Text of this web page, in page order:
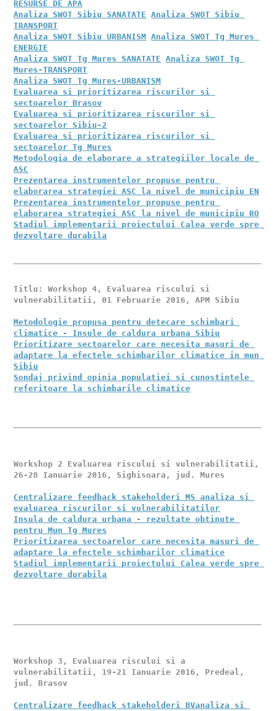
RESURSE DE APA
Analiza SWOT Sibiu SANATATE
Analiza SWOT Sibiu
TRANSPORT
Analiza SWOT Sibiu URBANISM Analiza SWOT Tg Mures
ENERGIE
Analiza SWOT Tg Mures SANATATE
Analiza SWOT Tg
Mures-TRANSPORT
Analiza SWOT Tg Mures-URBANISM
Evaluarea si prioritizarea riscurilor si
sectoarelor Brasov
Evaluarea si prioritizarea riscurilor si
sectoarelor Sibiu-2
Evaluarea si prioritizarea riscurilor si
sectoarelor Tg Mures
Metodologia de elaborare a strategiilor locale de
ASC
Prezentarea instrumentelor propuse pentru
elaborarea strategiei ASC la nivel de municipiu EN
Prezentarea instrumentelor propuse pentru
elaborarea strategiei ASC la nivel de municipiu RO
Stadiul implementarii proiectului Calea verde spre
dezvoltare durabila
Titlu: Workshop 4, Evaluarea riscului si
vulnerabilitatii, 01 Februarie 2016, APM Sibiu
Metodologie propusa pentru detecare schimbari
climatice - Insule de caldura urbana Sibiu
Prioritizare sectoarelor care necesita masuri de
adaptare la efectele schimbarilor climatice in mun
Sibiu
Sondaj privind opinia populatiei si cunostintele
referitoare la schimbarile climatice
Workshop 2 Evaluarea riscului si vulnerabilitatii,
26-28 Ianuarie 2016, Sighisoara, jud. Mures
Centralizare feedback stakeholderi MS analiza si
evaluarea riscurilor si vulnerabilitatilor
Insula de caldura urbana - rezultate obtinute
pentru Mun Tg Mures
Prioritizarea sectoarelor care necesita masuri de
adaptare la efectele schimbarilor climatice
Stadiul implementarii proiectului Calea verde spre
dezvoltare durabila
Workshop 3, Evaluarea riscului si a
vulnerabilitatii, 19-21 Ianuarie 2016, Predeal,
jud. Brasov
Centralizare feedback stakeholderi BVanaliza si